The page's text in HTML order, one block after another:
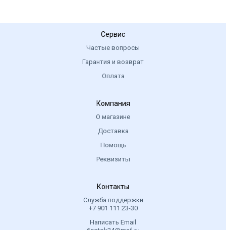
Сервис
Частые вопросы
Гарантия и возврат
Оплата
Компания
О магазине
Доставка
Помощь
Реквизиты
Контакты
Служба поддержки
+7 901 111 23-30
Написать Email